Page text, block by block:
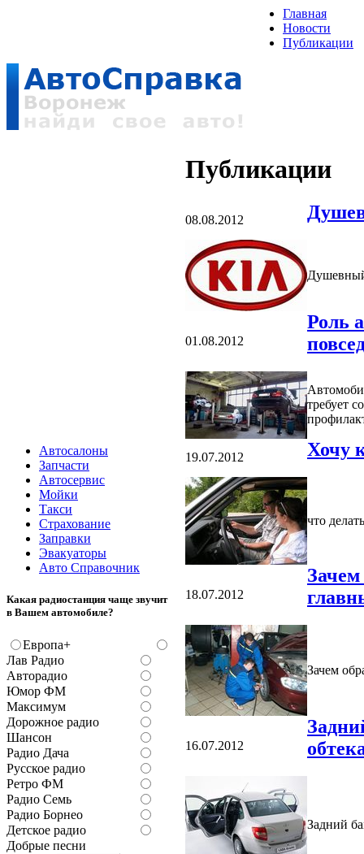
Главная
Новости
Публикации
Автосалоны
Запчасти
Автосервис
Мойки
Такси
Страхование
Заправки
Эвакуаторы
Авто Справочник
Какая радиостанция чаще звучит
в Вашем автомобиле?
Европа+
Лав Радио
Авторадио
Юмор ФМ
Максимум
Дорожное радио
Шансон
Радио Дача
Русское радио
Ретро ФМ
Радио Семь
Радио Борнео
Детское радио
Добрые песни
Публикации
08.08.2012
01.08.2012
Роль
требует
19.07.2012 Хочу
что
18.07.2012
Зачем
16.07.2012
Задний